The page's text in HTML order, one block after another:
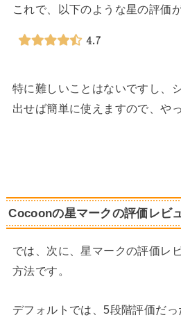
これで、以下のような星の評価
特に難しいことはないですし、
出せば簡単に使えますので、や
Cocoonの星マークの評価レビ
では、次に、星マークの評価レ
方法です。
デフォルトでは、5段階評価だ